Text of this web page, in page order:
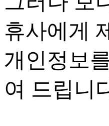
휴사에게
개인정보
여 드립니